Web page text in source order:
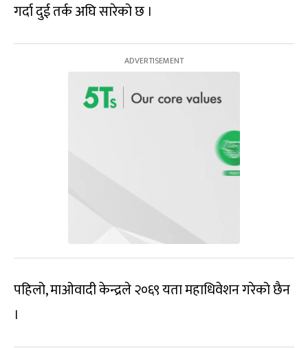
गर्दा दुई तर्क अघि सारेको छ ।
पहिलो, माओवादी केन्द्रले २०६९ यता महाधिवेशन गरेको छैन
।